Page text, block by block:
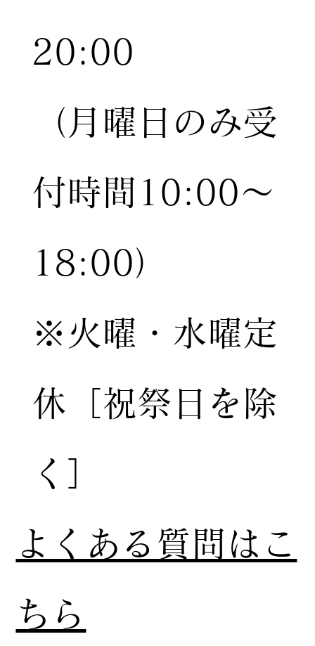
20:00
（月曜日のみ受
付時間10:00〜
18:00）
※火曜・水曜定
休［祝祭日を除
く］
​よくある質問はこ
ちら